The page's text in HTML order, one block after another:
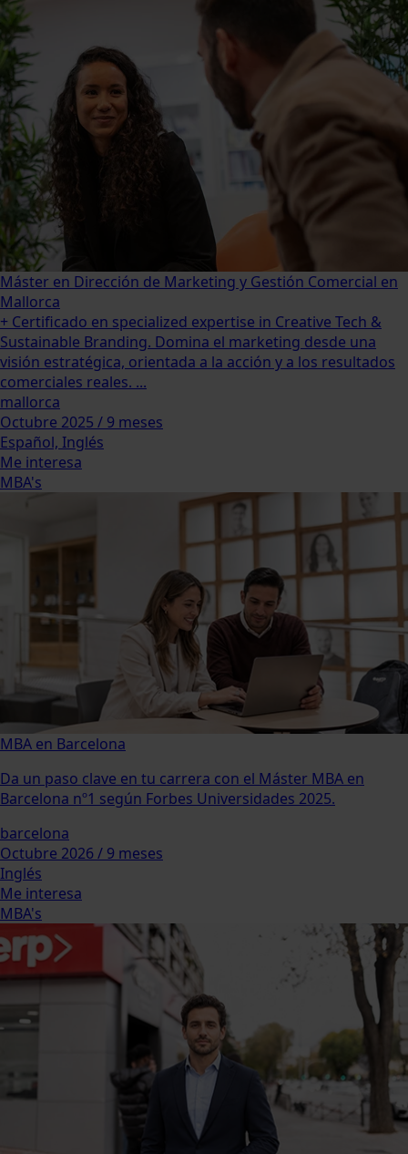
Máster en Dirección de Marketing y Gestión Comercial en
Mallorca
+ Certificado en specialized expertise in Creative Tech &
Sustainable Branding. Domina el marketing desde una
visión estratégica, orientada a la acción y a los resultados
comerciales reales. ...
mallorca
Octubre 2025 / 9 meses
Español, Inglés
Me interesa
MBA's
MBA en Barcelona
Da un paso clave en tu carrera con el Máster MBA en
Barcelona nº1 según Forbes Universidades 2025.
barcelona
Octubre 2026 / 9 meses
Inglés
Me interesa
MBA's